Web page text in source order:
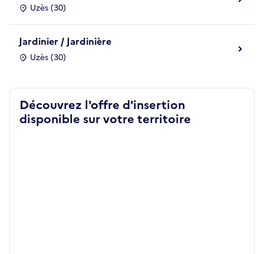
Uzès (30)
Jardinier / Jardinière
Uzès (30)
Découvrez l'offre d'insertion
disponible sur votre territoire